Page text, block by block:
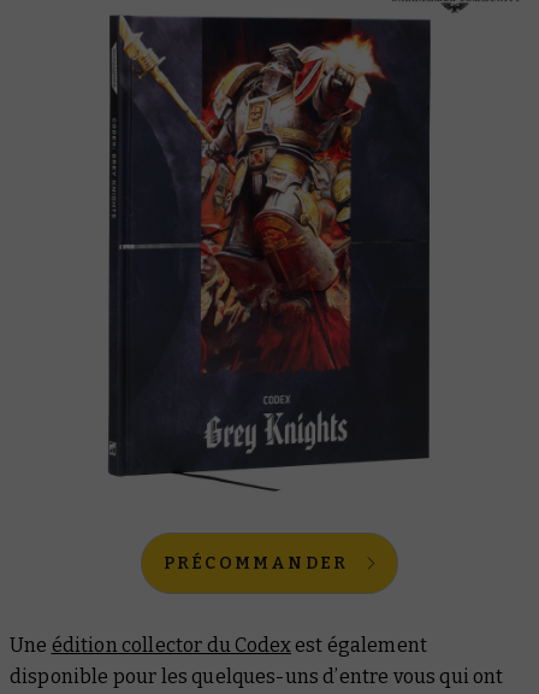
PRÉCOMMANDER
Une édition collector du Codexest également
disponible pour les quelques-uns d’entre vous qui ont